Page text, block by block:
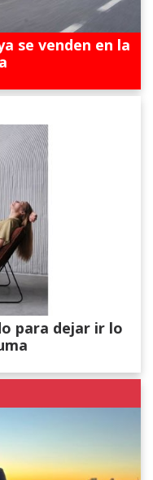
se venden en la
para dejar ir lo